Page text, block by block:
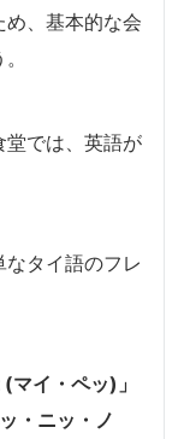
、基本的な会
堂では、英語が
タイ語のフレ
マイ・ペッ)」
・ニッ・ノ